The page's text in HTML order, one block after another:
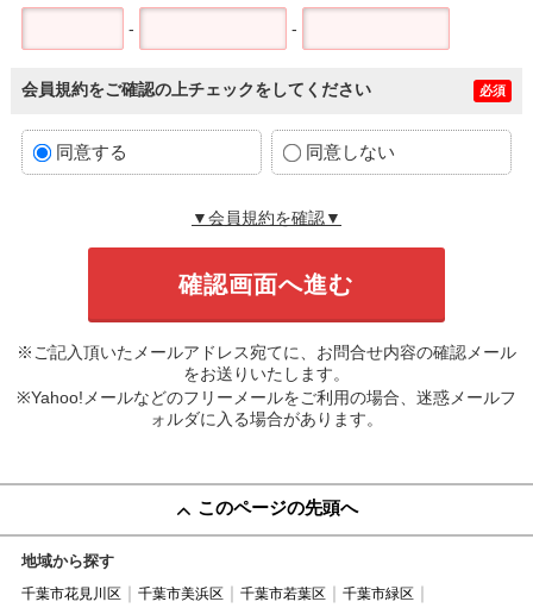
- -
会員規約をご確認の上チェックをしてください 必須
同意する 同意しない
▼会員規約を確認▼
※ご記入頂いたメールアドレス宛てに、お問合せ内容の確認メール
をお送りいたします。
※Yahoo!メールなどのフリーメールをご利用の場合、迷惑メールフ
ォルダに入る場合があります。
このページの先頭へ
地域から探す
千葉市花見川区 千葉市美浜区 千葉市若葉区
千葉市緑区